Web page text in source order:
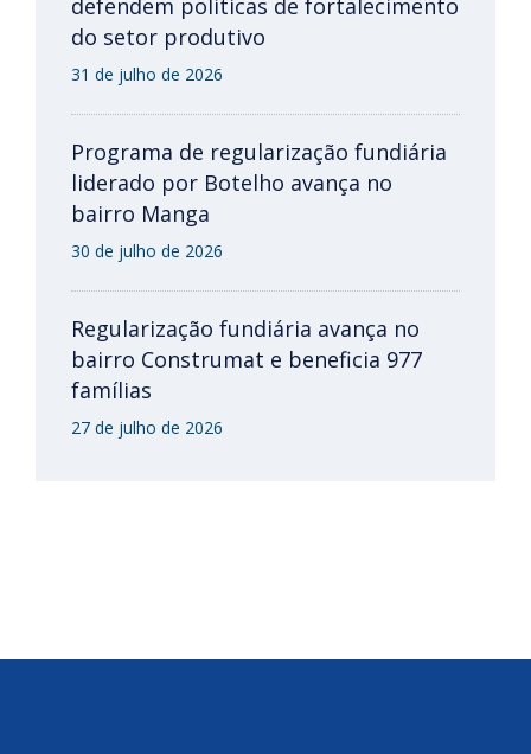
defendem políticas de fortalecimento
do setor produtivo
31 de julho de 2026
Programa de regularização fundiária
liderado por Botelho avança no
bairro Manga
30 de julho de 2026
Regularização fundiária avança no
bairro Construmat e beneficia 977
famílias
27 de julho de 2026